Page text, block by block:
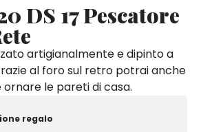
DS 17 Pescatore
artigianalmente e dipinto a
al foro sul retro potrai anche
le pareti di casa.
regalo